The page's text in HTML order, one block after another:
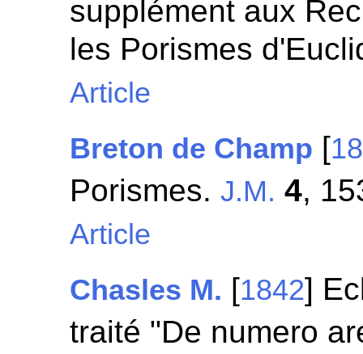
supplément aux
les Porismes
Article
Breton de Champ [
Porismes.J.M. 4,
Article
Chasles M. [1842]
traité "De numero